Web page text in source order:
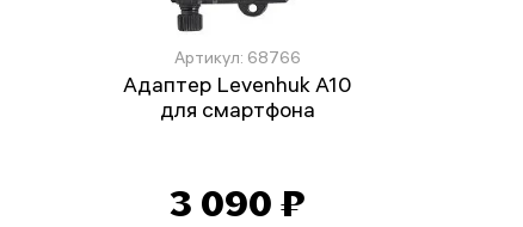
Артикул: 68766
Адаптер Levenhuk A10
для смартфона
3 090 ₽